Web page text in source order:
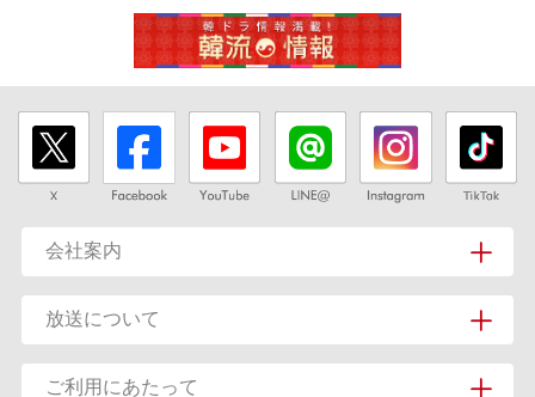
会社案内
放送について
ご利用にあたって